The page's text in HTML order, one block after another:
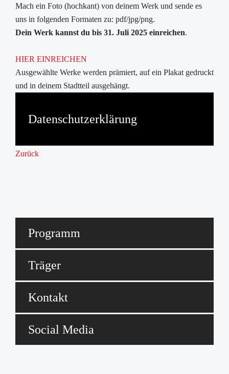
Mach ein Foto (hochkant) von deinem Werk und sende es
uns in folgenden Formaten zu: pdf/jpg/png.
Dein Werk kannst du bis 31. Juli 2025 einreichen.
HIER EINREICHEN
Ausgewählte Werke werden prämiert, auf ein Plakat gedruckt
und in deinem Stadtteil ausgehängt.
Datenschutzerklärung
Zurück
Programm
Träger
Kontakt
Social Media